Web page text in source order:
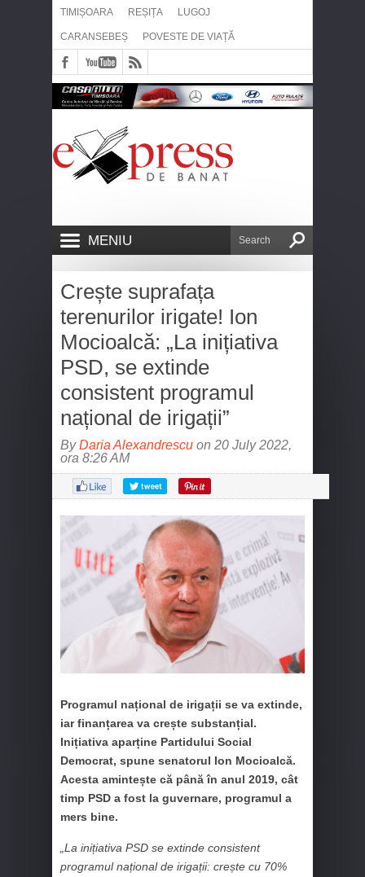
TIMIȘOARA REȘIȚA LUGOJ
CARANSEBEȘ POVESTE DE VIAȚĂ
MENIU
Crește suprafața
terenurilor irigate! Ion
Mocioalcă: „La inițiativa
PSD, se extinde
consistent programul
național de irigații”
ByDaria Alexandrescu on 20 July 2022,
ora 8:26 AM
Programul național de irigații se va extinde,
iar finanțarea va crește substanțial.
Inițiativa aparține Partidului Social
Democrat, spune senatorul Ion Mocioalcă.
Acesta amintește că până în anul 2019, cât
timp PSD a fost la guvernare, programul a
mers bine.
„La inițiativa PSD se extinde consistent
programul național de irigații: crește cu 70%